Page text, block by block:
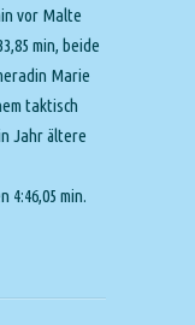
vor Malte
min, beide
Marie
taktisch
Jahr ältere
4:46,05 min.